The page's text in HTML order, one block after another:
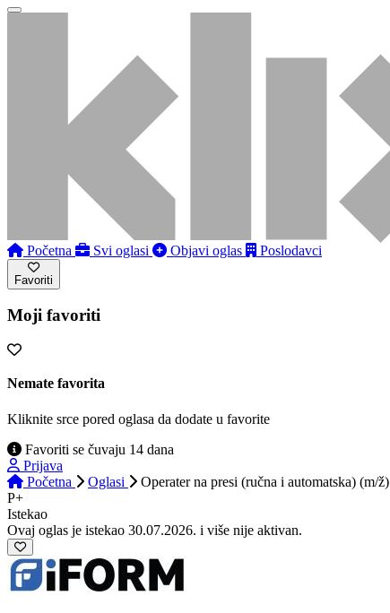
Početna Svi oglasi Objavi oglas Poslodavci
Favoriti
Moji favoriti
Nemate favorita
Kliknite srce pored oglasa da dodate u favorite
Favoriti se čuvaju 14 dana
Prijava
Početna
Oglasi
Operater na presi (ručna i automatska) (m/ž)
P+
Istekao
Ovaj oglas je istekao 30.07.2026. i više nije aktivan.